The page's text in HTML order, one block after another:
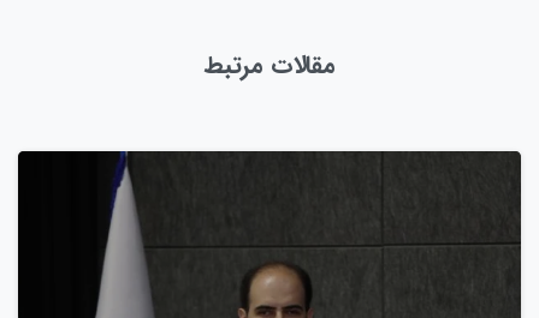
مقالات مرتبط